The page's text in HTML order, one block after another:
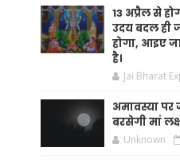
13 अप्रैल से
उदय बदल ही
होगा, आइए
है।
Jai Bharat
अमावस्या पर
बरसेगी मां
Unknown